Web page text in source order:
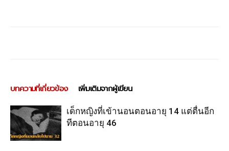
บทความที่เกี่ยวข้อง เพิ่มเติมจากผู้เขียน
เด็กหญิงที่เข้านอนตอนอายุ 14 แต่ตื่นอีก
ทีตอนอายุ 46